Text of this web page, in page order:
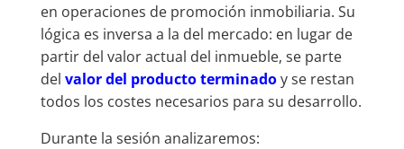
en operaciones de promoción inmobiliaria. Su
lógica es inversa a la del mercado: en lugar de
partir del valor actual del inmueble, se parte
del valor del producto terminadoy se restan
todos los costes necesarios para su desarrollo.
Durante la sesión analizaremos: